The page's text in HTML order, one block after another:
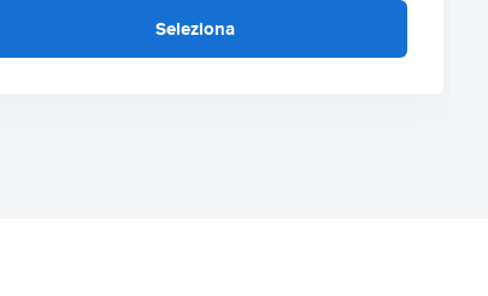
Seleziona